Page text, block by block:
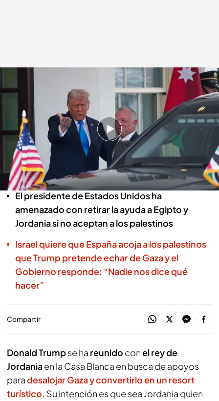
Donald Trump no abandona su plan de convertir Gaza en un lugar de
vacaciones
Redacción digital Noticias Cuatro
11 FEB 2025 - 20:53h.
Donald Trump se ha reunido con el rey de
Jordania en la Casa Blanca en busca de apoyos
para desalojar Gaza
El presidente de Estados Unidos ha
amenazado con retirar la ayuda a Egipto y
Jordania si no aceptan a los palestinos
Israel quiere que España acoja a los palestinos
que Trump pretende echar de Gaza y el
Gobierno responde: “Nadie nos dice qué
hacer”
Compartir
Donald Trumpse ha reunido conel rey de
Jordaniaen la Casa Blanca en busca de apoyos
paradesalojar Gaza y convertirlo en un resort
turístico. Su intención es que sea Jordania quien